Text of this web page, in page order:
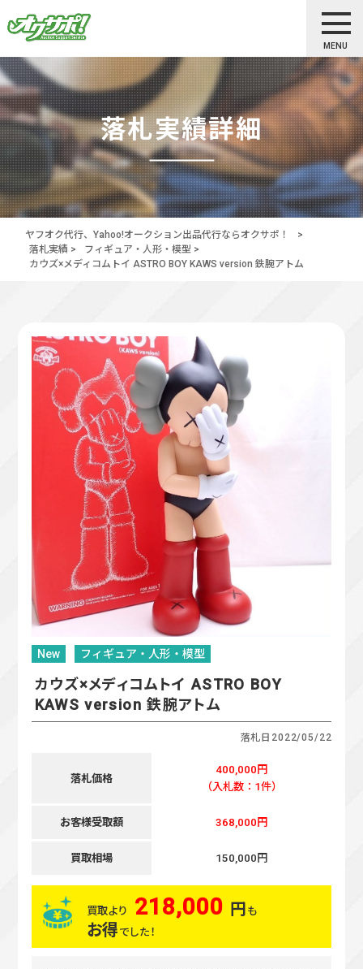
MENU
落札実績詳細
ヤフオク代行、Yahoo!オークション出品代行ならオクサポ！
>
落札実績 > フィギュア・人形・模型 >
カウズ×メディコムトイ ASTRO BOY KAWS version 鉄腕アトム
New フィギュア・人形・模型
カウズ×メディコムトイ ASTRO BOY
KAWS version 鉄腕アトム
落札日 2022/05/22
落札価格
400,000円
（入札数：1件）
お客様受取額 368,000円
買取相場 150,000円
買取より 218,000 円 も
お得 でした！